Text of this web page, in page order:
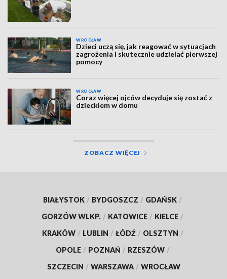
WROCŁAW
Dzieci uczą się, jak reagować w sytuacjach
zagrożenia i skutecznie udzielać pierwszej
pomocy
WROCŁAW
Coraz więcej ojców decyduje się zostać z
dzieckiem w domu
ZOBACZ WIĘCEJ
BIAŁYSTOK / BYDGOSZCZ / GDAŃSK /
GORZÓW WLKP. / KATOWICE / KIELCE /
KRAKÓW / LUBLIN / ŁÓDŹ / OLSZTYN /
OPOLE / POZNAŃ / RZESZÓW /
SZCZECIN / WARSZAWA / WROCŁAW